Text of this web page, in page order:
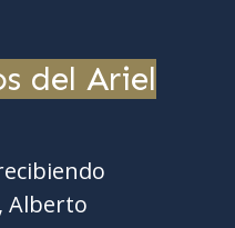
del Ariel
Alberto